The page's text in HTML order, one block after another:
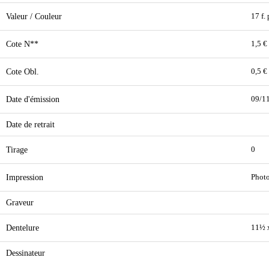
Valeur / Couleur 17 f.
Cote N** 1,5 €
Cote Obl. 0,5 €
Date d'émission 09/
Date de retrait
Tirage 0
Impression
Graveur
Dentelure 11½
Dessinateur